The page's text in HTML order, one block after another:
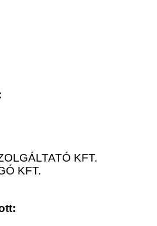
KFT.
KFT.